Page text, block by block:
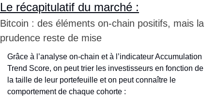
Le récapitulatif du marché :
Bitcoin : des éléments on-chain positifs, mais la
prudence reste de mise
Grâce à l’analyse on-chain et à l’indicateur Accumulation
Trend Score, on peut trier les investisseurs en fonction de
la taille de leur portefeuille et on peut connaître le
comportement de chaque cohorte :